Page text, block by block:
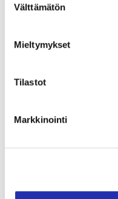
valinta
Välttämätön
Mieltymykset
Tilastot
Markkinointi
1
3
5
…